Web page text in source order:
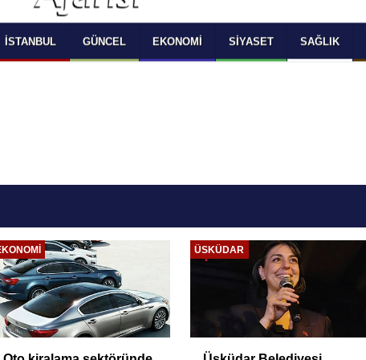
SELECT LANGUAGE YOU WOULD TO READ
OKUMAK İSTEDİĞİNİZ DİLİ SEÇİNİZ
Powered by
Translate
İSTANBUL GÜNCEL EKONOMI SIYASET SAĞLIK
ÜSKÜDAR